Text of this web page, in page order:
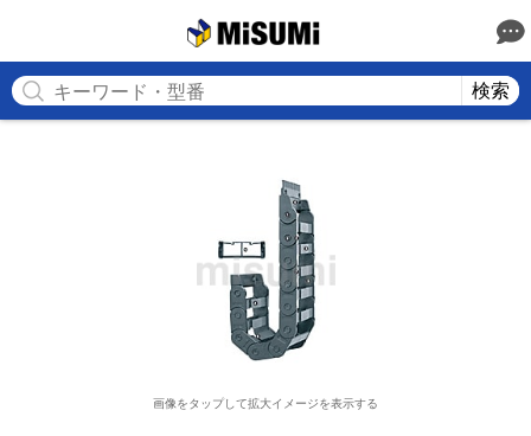
検索
画像をタップして拡大イメージを表示する